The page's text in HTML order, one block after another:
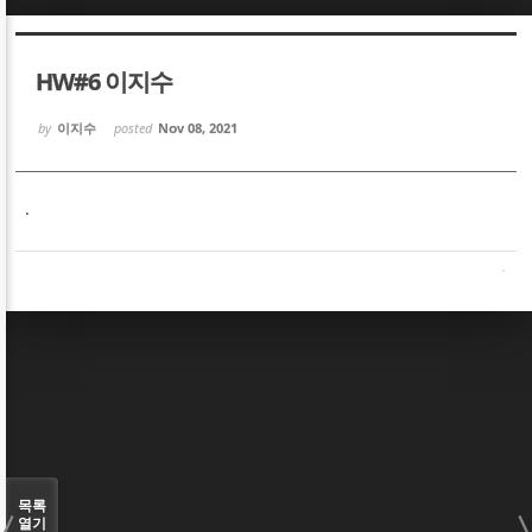
HW#6 이지수
by 이지수 posted Nov 08, 2021
.
목록
열기
Sketchbook5, 스케치북5
Sketchbook5, 스케치북5
Sketchbook5, 스케치북5
Sketchbook5, 스케치북5